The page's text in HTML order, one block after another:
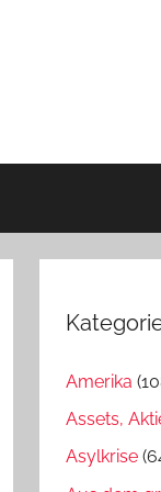
Amerika
Assets,
Asylkrise